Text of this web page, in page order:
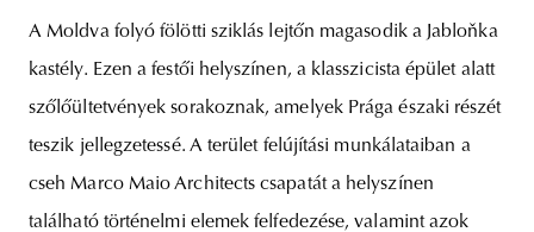
A Moldva folyó fölötti sziklás lejtőn magasodik a Jabloňka
kastély. Ezen a festői helyszínen, a klasszicista épület alatt
szőlőültetvények sorakoznak, amelyek Prága északi részét
teszik jellegzetessé. A terület felújítási munkálataiban a
cseh Marco Maio Architects csapatát a helyszínen
található történelmi elemek felfedezése, valamint azok